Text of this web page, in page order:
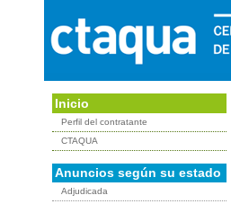
Inicio
Perfil del contratante
CTAQUA
Anuncios según su estado
Adjudicada